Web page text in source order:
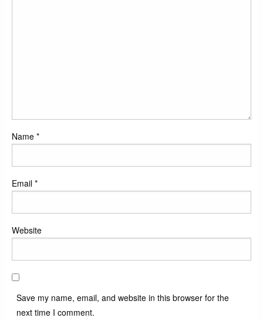
Name *
Email *
Website
Save my name, email, and website in this browser for the
next time I comment.